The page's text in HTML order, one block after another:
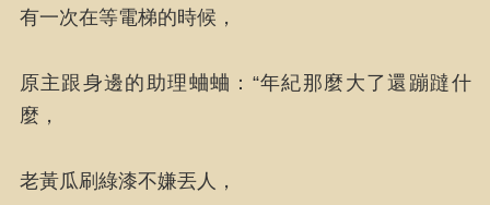
有一次在等電梯的時候，
原主跟身邊的助理蛐蛐：“年紀那麼大了還蹦躂什
麼，
老黃瓜刷綠漆不嫌丟人，